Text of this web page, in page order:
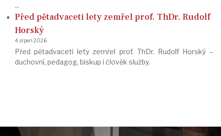
...
Před pětadvaceti lety zemřel prof. ThDr. Rudolf
Horský
4. srpen 2026
Před pětadvaceti lety zemřel prof. ThDr. Rudolf Horský –
duchovní, pedagog, biskup i člověk služby.